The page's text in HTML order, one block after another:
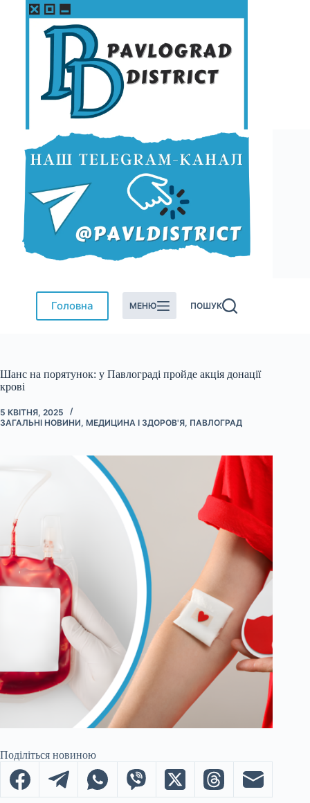
Перейти
Головна МЕНЮ ПОШУК
Шанс на порятунок: у Павлограді пройде акція донації
крові
5 КВІТНЯ, 2025
ЗАГАЛЬНІ НОВИНИ, МЕДИЦИНА І ЗДОРОВ'Я, ПАВЛОГРАД
Поділіться новиною